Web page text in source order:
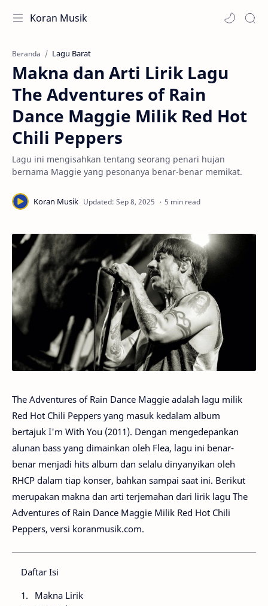
Koran Musik
Beranda Lagu Barat
Makna dan Arti Lirik Lagu
The Adventures of Rain
Dance Maggie Milik Red Hot
Chili Peppers
Lagu ini mengisahkan tentang seorang penari hujan
bernama Maggie yang pesonanya benar-benar memikat.
5 min read
The Adventures of Rain Dance Maggie adalah lagu milik
Red Hot Chili Peppers yang masuk kedalam album
bertajuk I'm With You (2011). Dengan mengedepankan
alunan bass yang dimainkan oleh Flea, lagu ini benar-
benar menjadi hits album dan selalu dinyanyikan oleh
RHCP dalam tiap konser, bahkan sampai saat ini. Berikut
merupakan makna dan arti terjemahan dari lirik lagu The
Adventures of Rain Dance Maggie Milik Red Hot Chili
Peppers, versi koranmusik.com.
Daftar Isi
Makna Lirik